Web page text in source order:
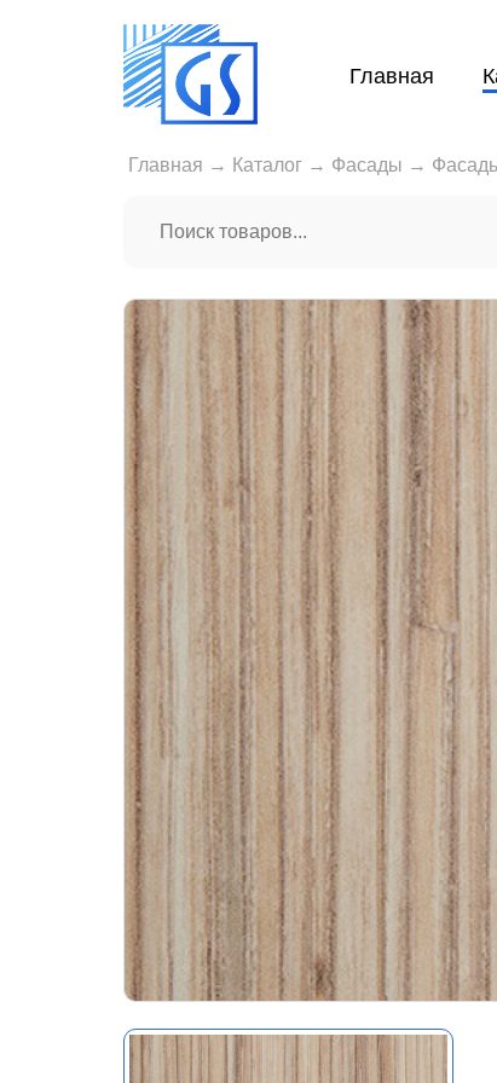
Главная
Главная → Каталог → Фасады →